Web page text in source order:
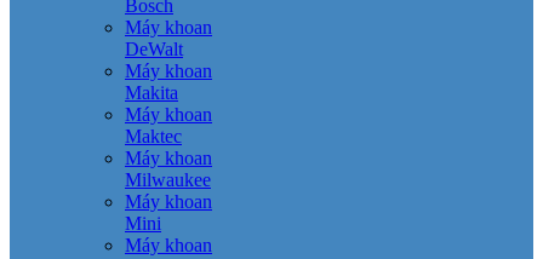
Bosch
Máy khoan
DeWalt
Máy khoan
Makita
Máy khoan
Maktec
Máy khoan
Milwaukee
Máy khoan
Mini
Máy khoan